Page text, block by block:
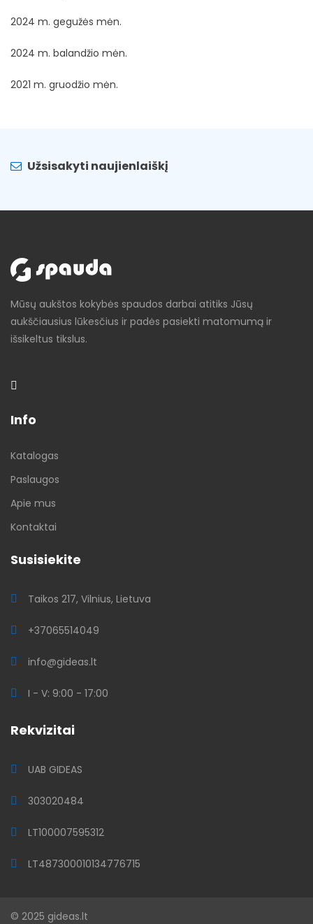
2024 m. gegužės mėn.
2024 m. balandžio mėn.
2021 m. gruodžio mėn.
Užsisakyti naujienlaiškį
Mūsų aukštos kokybės spaudos darbai atitiks Jūsų
aukščiausius lūkesčius ir padės pasiekti matomumą ir
išsikeltus tikslus.
Info
Katalogas
Paslaugos
Apie mus
Kontaktai
Susisiekite
Taikos 217, Vilnius, Lietuva
+37065514049
info@gideas.lt
I - V: 9:00 - 17:00
Rekvizitai
UAB GIDEAS
303020484
LT100007595312
LT487300010134776715
© 2025 gideas.lt